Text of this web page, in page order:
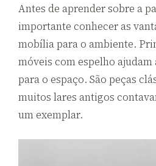
Antes de aprender sobre a
importante conhecer as
mobília para o ambiente.
móveis com espelho
para o espaço. São peças
muitos lares antigos
um exemplar.